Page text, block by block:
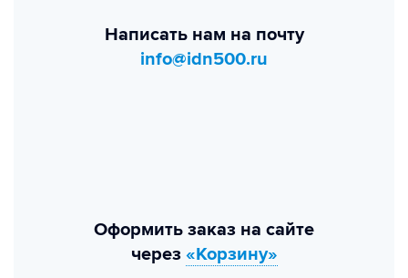
Написать нам на почту
info@idn500.ru
Оформить заказ на сайте
через «Корзину»